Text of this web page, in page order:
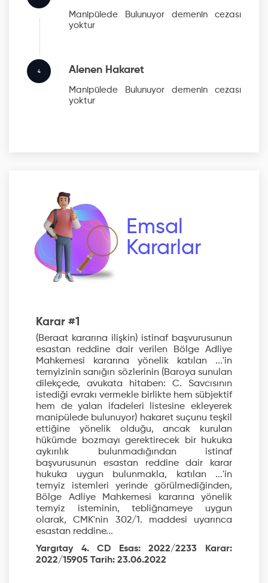
Manipülede Bulunuyor demenin cezası
yoktur
4 Alenen Hakaret
Manipülede Bulunuyor demenin cezası
yoktur
Emsal
Kararlar
Karar #1
(Beraat kararına ilişkin) istinaf başvurusunun
esastan reddine dair verilen Bölge Adliye
Mahkemesi kararına yönelik katılan ...'in
temyizinin sanığın sözlerinin (Baroya sunulan
dilekçede, avukata hitaben: C. Savcısının
istediği evrakı vermekle birlikte hem sübjektif
hem de yalan ifadeleri listesine ekleyerek
manipülede bulunuyor) hakaret suçunu teşkil
ettiğine yönelik olduğu, ancak kurulan
hükümde bozmayı gerektirecek bir hukuka
aykırılık bulunmadığından istinaf
başvurusunun esastan reddine dair karar
hukuka uygun bulunmakla, katılan ...'in
temyiz istemleri yerinde görülmediğinden,
Bölge Adliye Mahkemesi kararına yönelik
temyiz isteminin, tebliğnameye uygun
olarak, CMK'nin 302/1. maddesi uyarınca
esastan reddine...
Yargıtay 4. CD Esas: 2022/2233 Karar:
2022/15905 Tarih: 23.06.2022